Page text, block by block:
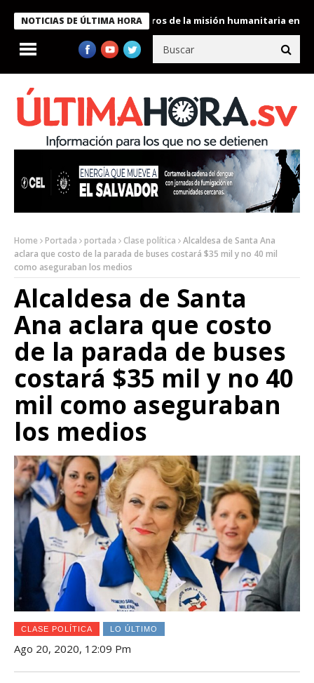
NOTICIAS DE ÚLTIMA HORA
Bukele condecora a miembros de la misión humanitaria enviada a
Home Portada portada Clase política
Alcaldesa de Santa Ana
aclara que costo de la parada de buses costará $35 mil y no 40 mil
como aseguraban los medios
Alcaldesa de Santa
Ana aclara que costo
de la parada de buses
costará $35 mil y no 40
mil como aseguraban
los medios
CLASE POLÍTICA LO ÚLTIMO
Ago 20, 2020, 12:09 Pm